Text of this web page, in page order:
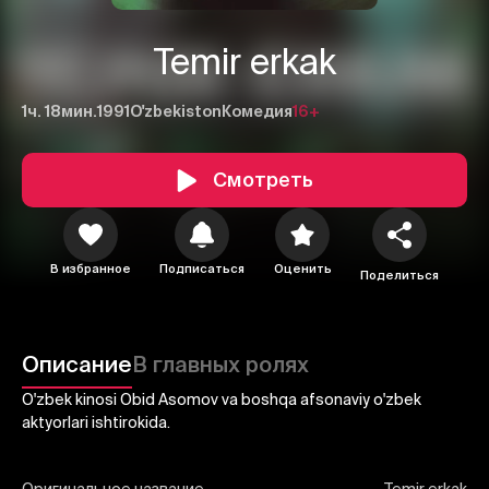
Temir erkak
1ч. 18мин.1991O'zbekiston Комедия16+
Смотреть
В избранное Подписаться Оценить Поделиться
ОписаниеВ главных ролях
O'zbek kinosi Obid Asomov va boshqa afsonaviy o'zbek
aktyorlari ishtirokida.
2
Отменить Авторизоваться